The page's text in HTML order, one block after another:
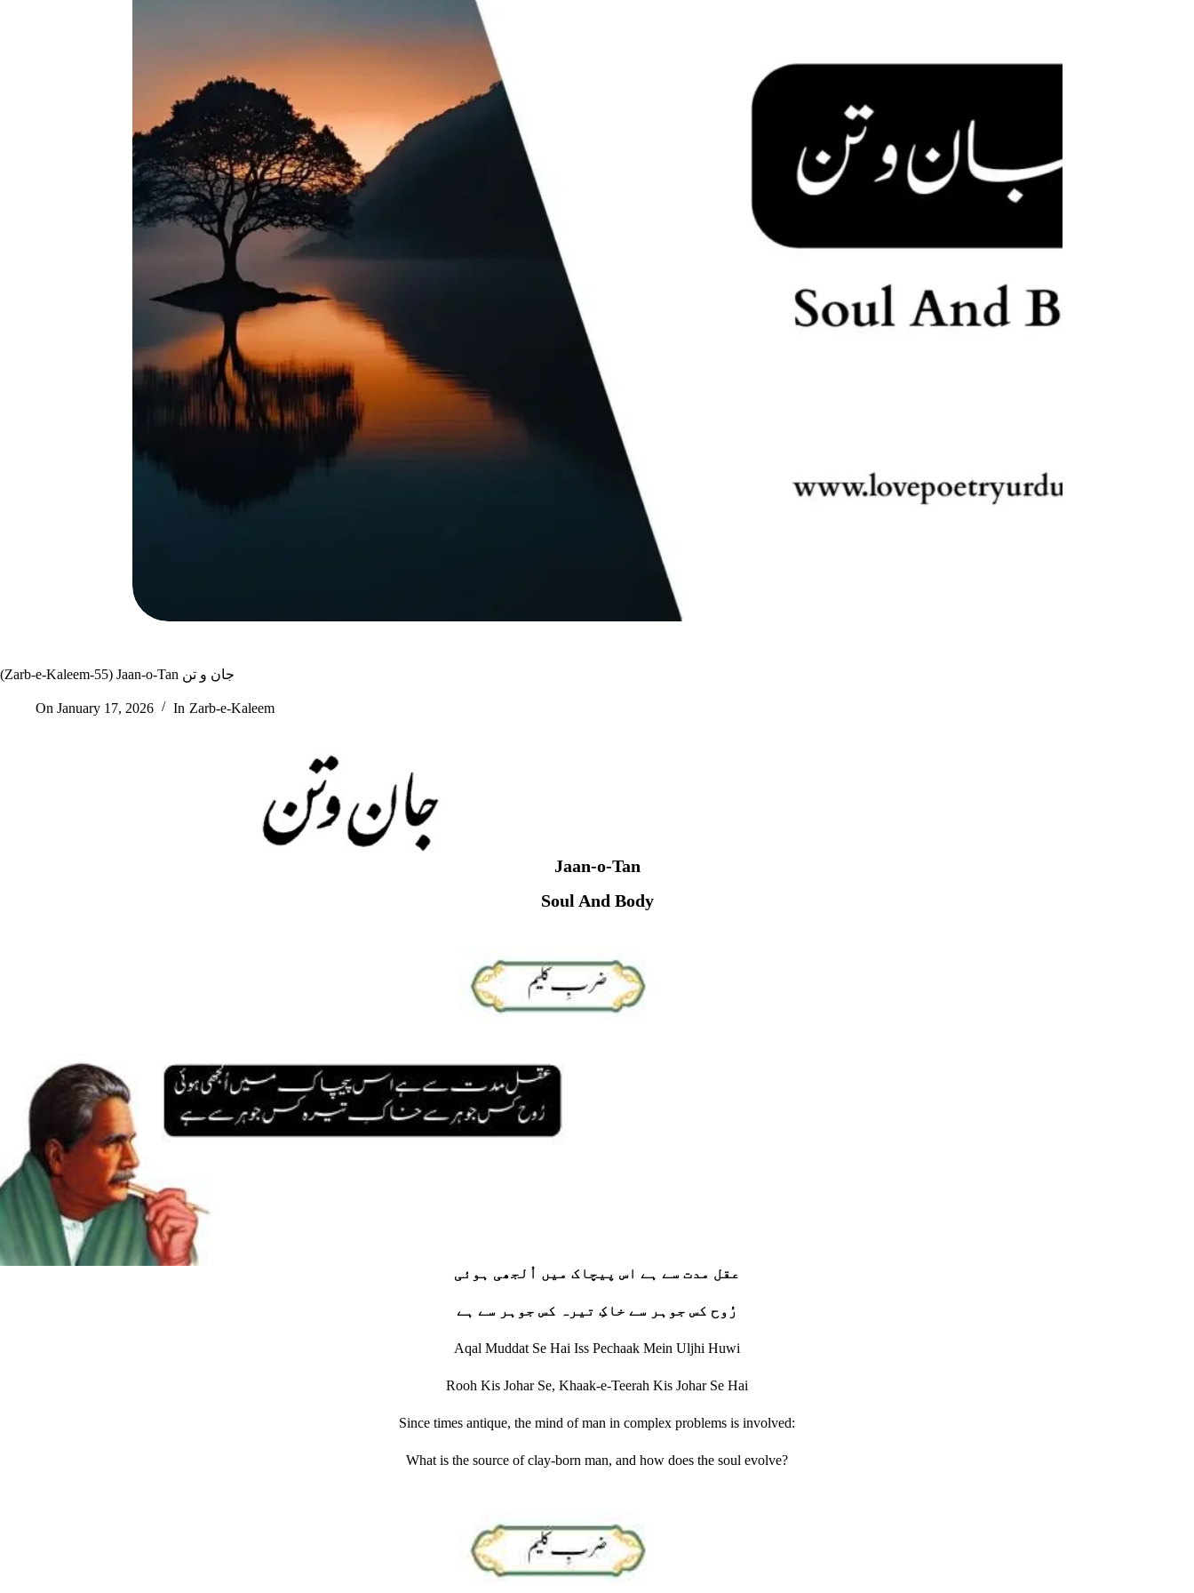
(Zarb-e-Kaleem-55) Jaan-o-Tan جان و تن
On January 17, 2026 In Zarb-e-Kaleem
Jaan-o-Tan
Soul And Body
عقل مدت سے ہے اس پیچاک میں اُلجھی ہوئی
رُوح کس جوہر سے خاکِ تیرہ کس جوہر سے ہے
Aqal Muddat Se Hai Iss Pechaak Mein Uljhi Huwi
Rooh Kis Johar Se, Khaak-e-Teerah Kis Johar Se Hai
Since times antique, the mind of man in complex problems is involved:
What is the source of clay‐born man, and how does the soul evolve?